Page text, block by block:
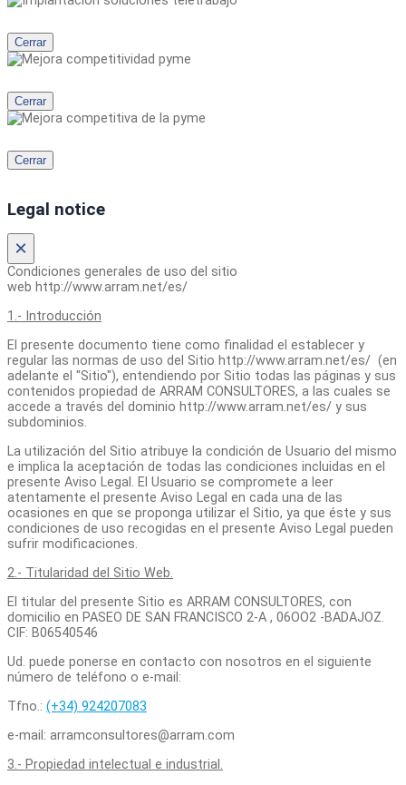
Cerrar
Cerrar
Cerrar
Legal notice
×
Condiciones generales de uso del sitio
web http://www.arram.net/es/
1.- Introducción
El presente documento tiene como finalidad el establecer y
regular las normas de uso del Sitio http://www.arram.net/es/ (en
adelante el "Sitio"), entendiendo por Sitio todas las páginas y sus
contenidos propiedad de ARRAM CONSULTORES, a las cuales se
accede a través del dominio http://www.arram.net/es/ y sus
subdominios.
La utilización del Sitio atribuye la condición de Usuario del mismo
e implica la aceptación de todas las condiciones incluidas en el
presente Aviso Legal. El Usuario se compromete a leer
atentamente el presente Aviso Legal en cada una de las
ocasiones en que se proponga utilizar el Sitio, ya que éste y sus
condiciones de uso recogidas en el presente Aviso Legal pueden
sufrir modificaciones.
2.- Titularidad del Sitio Web.
El titular del presente Sitio es ARRAM CONSULTORES, con
domicilio en PASEO DE SAN FRANCISCO 2-A , 06OO2 -BADAJOZ.
CIF: B06540546
Ud. puede ponerse en contacto con nosotros en el siguiente
número de teléfono o e-mail:
Tfno.: (+34) 924207083
e-mail: arramconsultores@arram.com
3.- Propiedad intelectual e industrial.